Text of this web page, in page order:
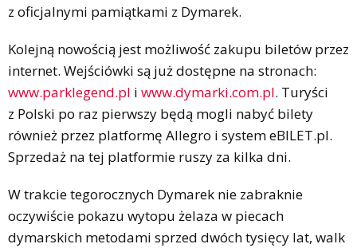
z oficjalnymi pamiątkami z Dymarek.
Kolejną nowością jest możliwość zakupu biletów przez
internet. Wejściówki są już dostępne na stronach:
www.parklegend.pl i www.dymarki.com.pl. Turyści
z Polski po raz pierwszy będą mogli nabyć bilety
również przez platformę Allegro i system eBILET.pl.
Sprzedaż na tej platformie ruszy za kilka dni.
W trakcie tegorocznych Dymarek nie zabraknie
oczywiście pokazu wytopu żelaza w piecach
dymarskich metodami sprzed dwóch tysięcy lat, walk